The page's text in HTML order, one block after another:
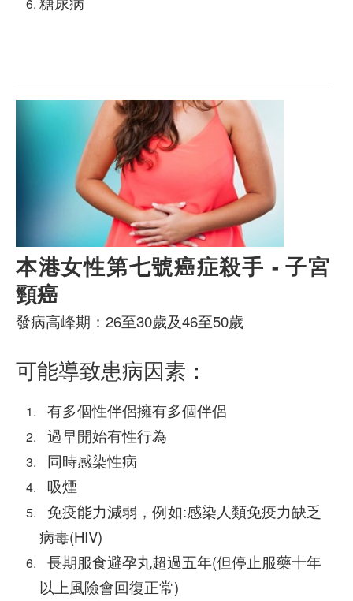
本港女性第七號癌症殺手 - 子宮
頸癌
發病高峰期：26至30歲及46至50歲
可能導致患病因素：
有多個性伴侶擁有多個伴侶
過早開始有性行為
同時感染性病
吸煙
免疫能力減弱，例如:感染人類免疫力缺乏
病毒(HIV)
長期服食避孕丸超過五年(但停止服藥十年
以上風險會回復正常)